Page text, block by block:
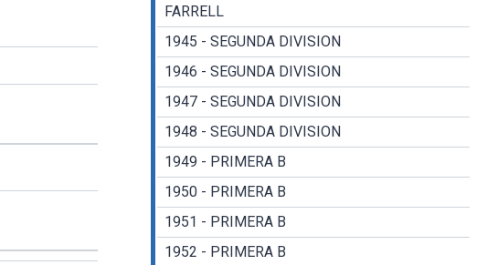
FARRELL
1945 - SEGUNDA DIVISION
1946 - SEGUNDA DIVISION
1947 - SEGUNDA DIVISION
1948 - SEGUNDA DIVISION
1949 - PRIMERA B
1950 - PRIMERA B
1951 - PRIMERA B
1952 - PRIMERA B